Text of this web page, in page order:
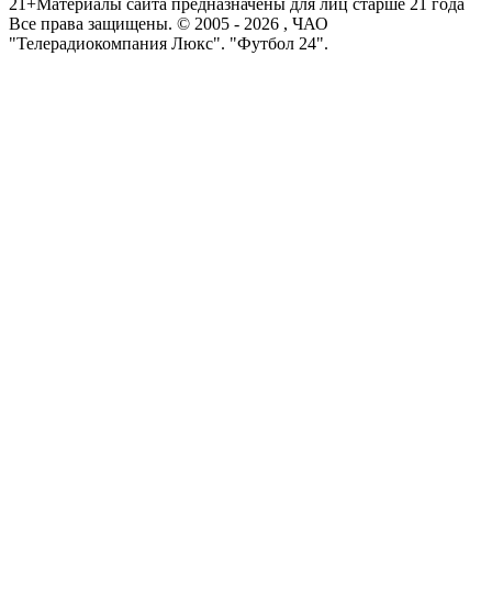
21+Материалы сайта предназначены для лиц старше 21 года
Все права защищены. © 2005 - 2026 , ЧАО
"Телерадиокомпания Люкс". "Футбол 24".